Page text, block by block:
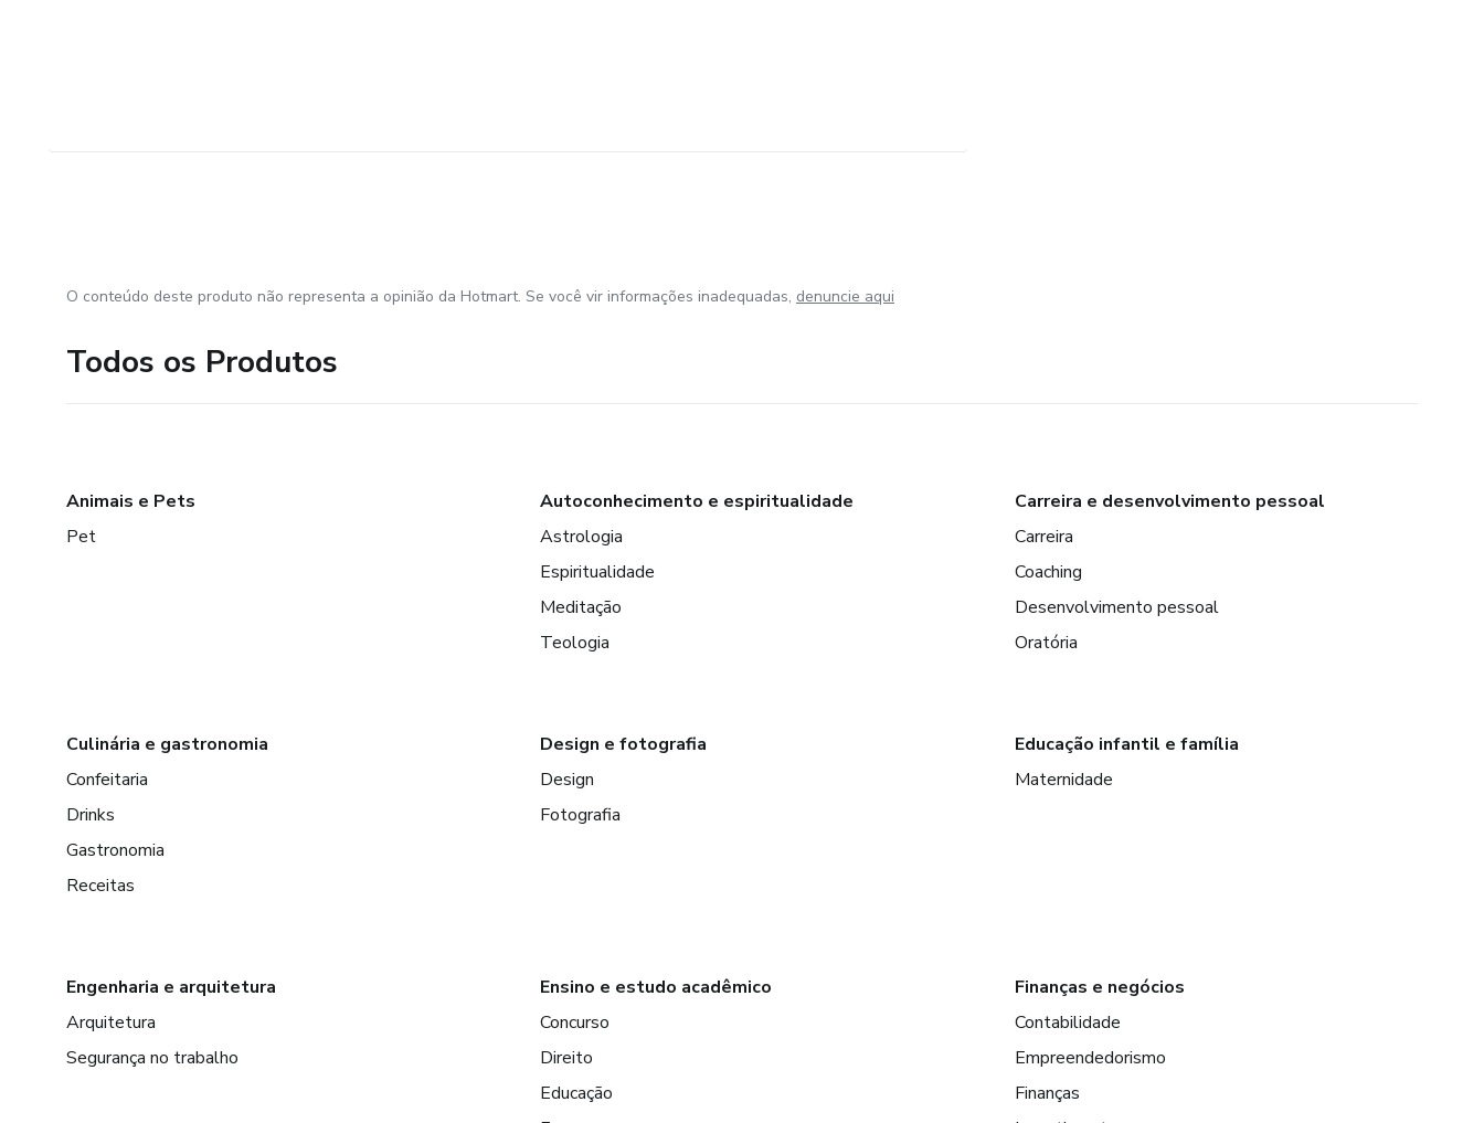
O conteúdo deste produto não representa a opinião da Hotmart. Se você vir informações inadequadas, denuncie aqui
Todos os Produtos
Animais e Pets
Pet
Autoconhecimento e espiritualidade
Astrologia
Espiritualidade
Meditação
Teologia
Carreira e desenvolvimento pessoal
Carreira
Coaching
Desenvolvimento pessoal
Oratória
Culinária e gastronomia
Confeitaria
Drinks
Gastronomia
Receitas
Design e fotografia
Design
Fotografia
Educação infantil e família
Maternidade
Engenharia e arquitetura
Arquitetura
Segurança no trabalho
Ensino e estudo acadêmico
Concurso
Direito
Educação
Finanças e negócios
Contabilidade
Empreendedorismo
Finanças